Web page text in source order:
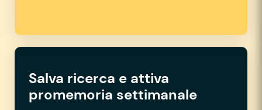
Salva ricerca e attiva
promemoria settimanale